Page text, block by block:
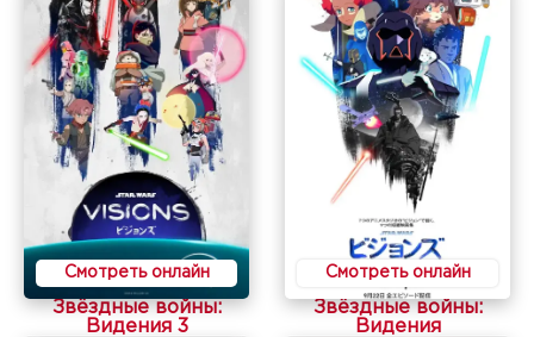
Смотреть онлайн
Звёздные войны:
Видения 3
Смотреть онлайн
Звёздные войны:
Видения